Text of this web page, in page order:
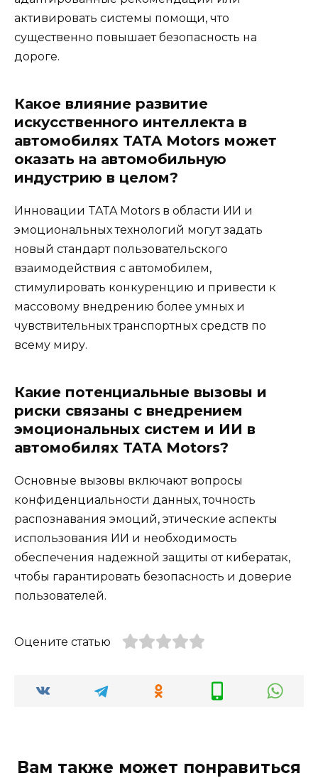
активировать системы помощи, что
существенно повышает безопасность на
дороге.
Какое влияние развитие
искусственного интеллекта в
автомобилях TATA Motors может
оказать на автомобильную
индустрию в целом?
Инновации TATA Motors в области ИИ и
эмоциональных технологий могут задать
новый стандарт пользовательского
взаимодействия с автомобилем,
стимулировать конкуренцию и привести к
массовому внедрению более умных и
чувствительных транспортных средств по
всему миру.
Какие потенциальные вызовы и
риски связаны с внедрением
эмоциональных систем и ИИ в
автомобилях TATA Motors?
Основные вызовы включают вопросы
конфиденциальности данных, точность
распознавания эмоций, этические аспекты
использования ИИ и необходимость
обеспечения надежной защиты от кибератак,
чтобы гарантировать безопасность и доверие
пользователей.
Оцените статью
Вам также может понравиться